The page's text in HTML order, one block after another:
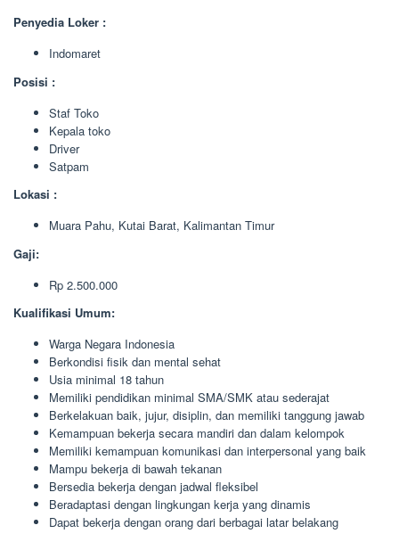
Penyedia Loker :
Indomaret
Posisi :
Staf Toko
Kepala toko
Driver
Satpam
Lokasi :
Muara Pahu, Kutai Barat, Kalimantan Timur
Gaji:
Rp 2.500.000
Kualifikasi Umum:
Warga Negara Indonesia
Berkondisi fisik dan mental sehat
Usia minimal 18 tahun
Memiliki pendidikan minimal SMA/SMK atau sederajat
Berkelakuan baik, jujur, disiplin, dan memiliki tanggung jawab
Kemampuan bekerja secara mandiri dan dalam kelompok
Memiliki kemampuan komunikasi dan interpersonal yang baik
Mampu bekerja di bawah tekanan
Bersedia bekerja dengan jadwal fleksibel
Beradaptasi dengan lingkungan kerja yang dinamis
Dapat bekerja dengan orang dari berbagai latar belakang